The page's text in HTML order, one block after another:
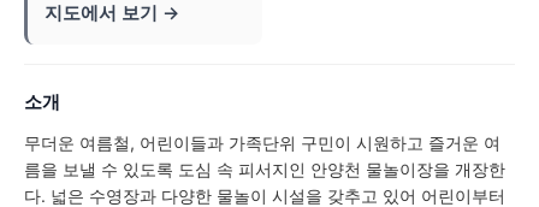
지도에서 보기 →
소개
무더운 여름철, 어린이들과 가족단위 구민이 시원하고 즐거운 여
름을 보낼 수 있도록 도심 속 피서지인 안양천 물놀이장을 개장한
다. 넓은 수영장과 다양한 물놀이 시설을 갖추고 있어 어린이부터